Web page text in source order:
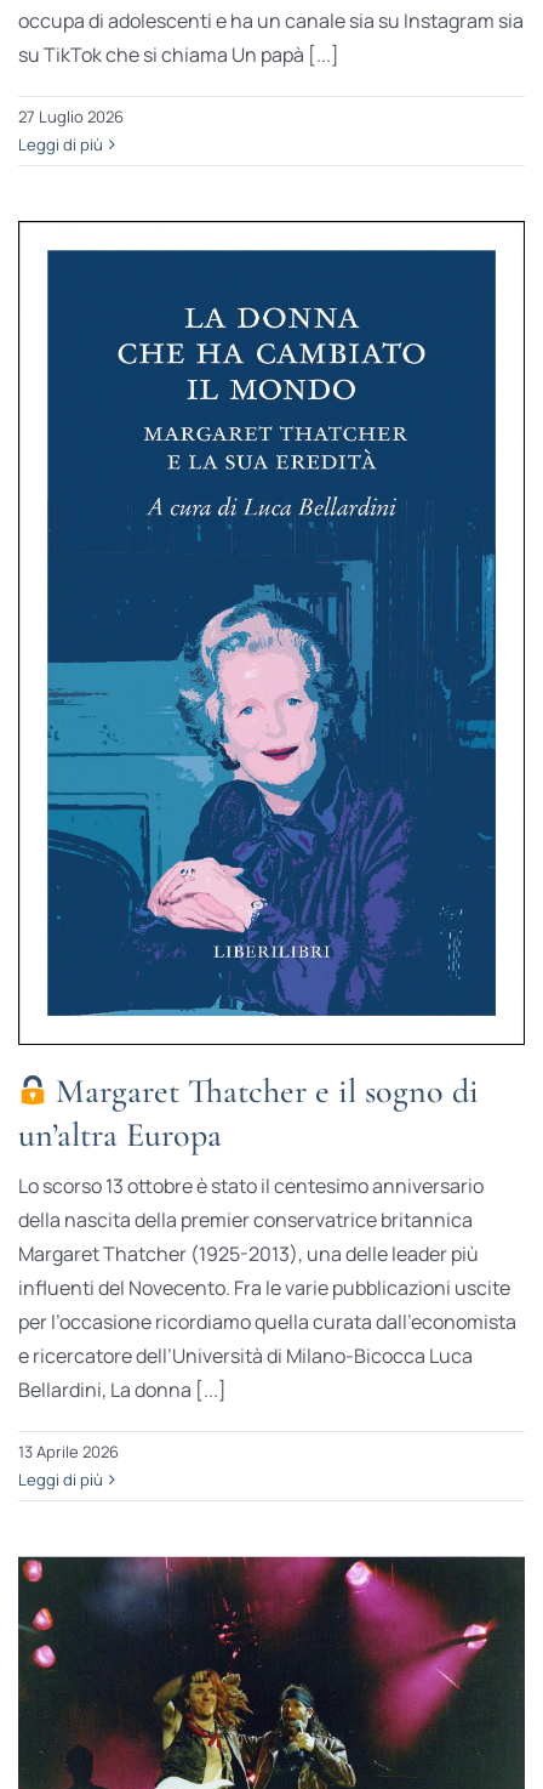
occupa di adolescenti e ha un canale sia su Instagram sia
su TikTok che si chiama Un papà [...]
27 Luglio 2026
Leggi di più
Margaret Thatcher e il sogno di
un’altra Europa
Lo scorso 13 ottobre è stato il centesimo anniversario
della nascita della premier conservatrice britannica
Margaret Thatcher (1925-2013), una delle leader più
influenti del Novecento. Fra le varie pubblicazioni uscite
per l’occasione ricordiamo quella curata dall’economista
e ricercatore dell’Università di Milano-Bicocca Luca
Bellardini, La donna [...]
13 Aprile 2026
Leggi di più